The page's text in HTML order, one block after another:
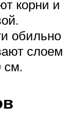
корни и
обильно
слоем
см.